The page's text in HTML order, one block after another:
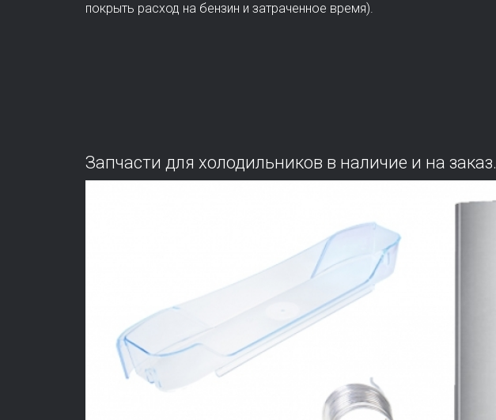
покрыть расход на бензин и затраченное время).
Запчасти для холодильников в наличие и на заказ.